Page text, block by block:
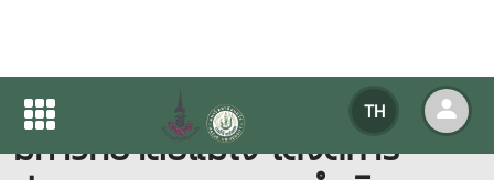
TH
วันที่ 13 กุมภาพันธ์ พ.ศ. 2569
มหาวิทยาลัยแม่โจ้ ได้จัดการ